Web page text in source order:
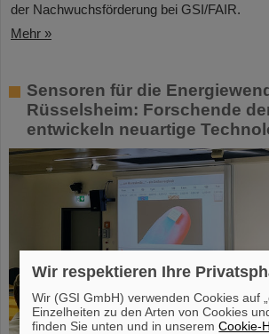
der Nachwuchsförderung bei GSI/FAIR.
Mehr »
Sensoren für die
Rüsselsheim: Forschende
entwickeln neuartige
Wir respektieren Ihre
Wir (GSI GmbH) verwenden Cookies auf
Einzelheiten zu den Arten von Cookies
finden Sie unten und in unseremCookie-